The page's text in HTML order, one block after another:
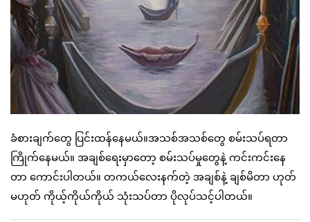
ခံစားချက်တွေ ပြင်းထန်နေမယ်။အသစ်အသစ်တွေ စမ်းသပ်ရတာ
ကြိုက်နေမယ်။ အချစ်ရေးမှာတော့ စမ်းသပ်မှုတွေနဲ့ ကင်းကင်းနေ
တာ ကောင်းပါတယ်။ တကယ်လေးနက်တဲ့ အချစ်နဲ့ ချစ်မိတာ ဟုတ်
မဟုတ် ကိုယ့်ကိုယ်ကိုယ် သုံးသပ်တာ ပိုလုပ်သင့်ပါတယ်။